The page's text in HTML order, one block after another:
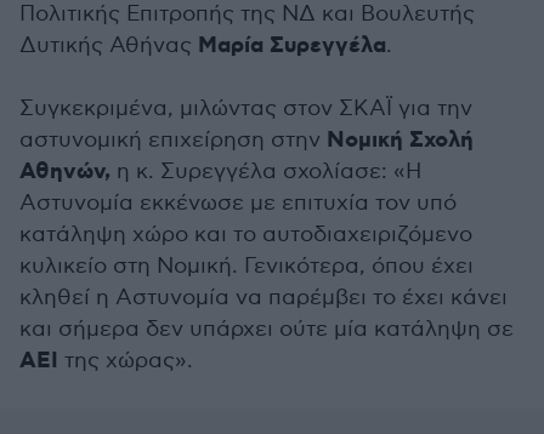
Πολιτικής Επιτροπής της ΝΔ και Βουλευτής
Δυτικής Αθήνας Μαρία Συρεγγέλα.
Συγκεκριμένα, μιλώντας στον ΣΚΑΪ για την
αστυνομική επιχείρηση στην Νομική Σχολή
Αθηνών, η κ. Συρεγγέλα σχολίασε: «Η
Αστυνομία εκκένωσε με επιτυχία τον υπό
κατάληψη χώρο και το αυτοδιαχειριζόμενο
κυλικείο στη Νομική. Γενικότερα, όπου έχει
κληθεί η Αστυνομία να παρέμβει το έχει κάνει
και σήμερα δεν υπάρχει ούτε μία κατάληψη σε
ΑΕΙ της χώρας».